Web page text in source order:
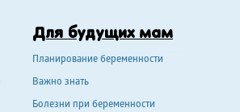
Для будущих мам
Планирование беременности
Важно знать
Болезни при беременности